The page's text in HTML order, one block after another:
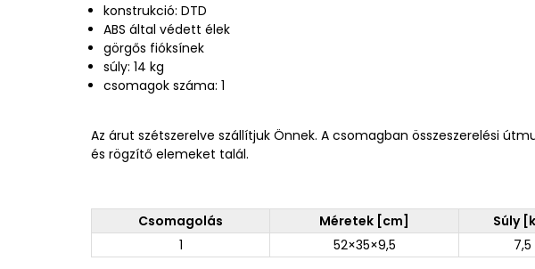
konstrukció: DTD
ABS által védett élek
görgős fióksínek
súly: 14 kg
csomagok száma: 1
Az árut szétszerelve szállítjuk Önnek. A csomagban összeszerelési
és rögzítő elemeket talál.
Csomagolás Méretek [cm]
Súly
1
52×35×9,5 7,5